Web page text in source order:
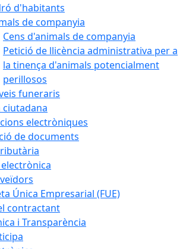
d'habitants
de companyia
Cens d'animals de companyia
Petició de llicència administrativa per a
la tinença d'animals potencialment
perillosos
funeraris
ciutadana
electròniques
de documents
Única Empresarial (FUE)
contractant
i Transparència